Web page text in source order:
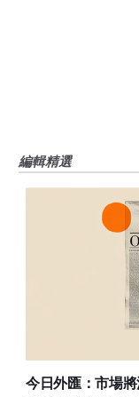
編輯精選
今日外匯：市場